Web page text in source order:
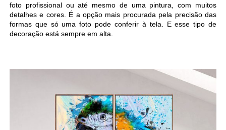
foto profissional ou até mesmo de uma pintura, com muitos
detalhes e cores. É a opção mais procurada pela precisão das
formas que só uma foto pode conferir à tela. E esse tipo de
decoração está sempre em alta.